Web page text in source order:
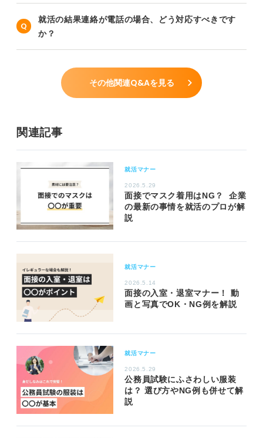
就活の結果連絡が電話の場合、どう対応すべきです
か？
その他関連Q&Aを見る
関連記事
就活マナー
2026.5.29
面接でマスク着用はNG？ 企業
の最新の事情を就活のプロが解
説
就活マナー
2026.5.14
面接の入室・退室マナー！ 動
画と写真でOK・NG例を解説
就活マナー
2026.5.29
公務員試験にふさわしい服装
は？ 選び方やNG例も併せて解
説